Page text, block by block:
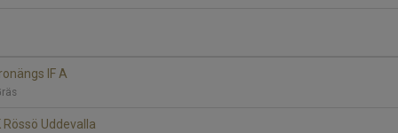
IF A
Rössö Uddevalla